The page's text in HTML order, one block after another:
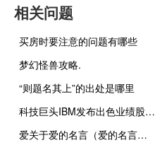
相关问题
买房时要注意的问题有哪些
梦幻怪兽攻略.
“则题名其上”的出处是哪里
科技巨头IBM发布出色业绩股价跃升
爱关于爱的名言（爱的名言大全）